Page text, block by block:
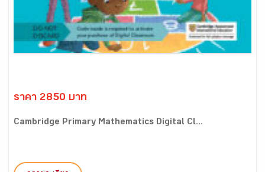
ราคา 2850 บาท
Cambridge Primary Mathematics Digital Cl...